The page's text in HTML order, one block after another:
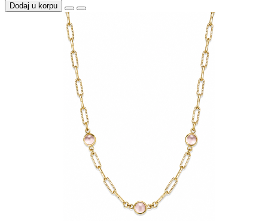
Dodaj u korpu